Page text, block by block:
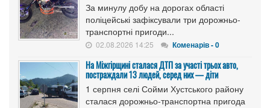
За минулу добу на дорогах області
поліцейські зафіксували три дорожньо-
транспортні пригоди...
02.08.2026 14:25 Коменарів - 0
На Міжгірщині сталася ДТП за участі трьох авто,
постраждали 13 людей, серед них — діти
1 серпня селі Сойми Хустського району
сталася дорожньо-транспортна пригода